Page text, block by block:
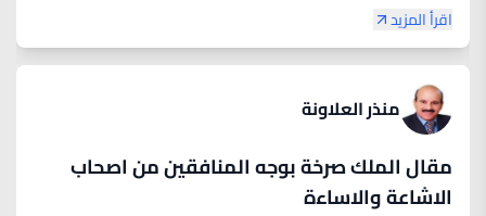
اقرأ المزيد
منذر العلاونة
مقال الملك صرخة بوجه المنافقين من اصحاب
الاشاعة والاساءة